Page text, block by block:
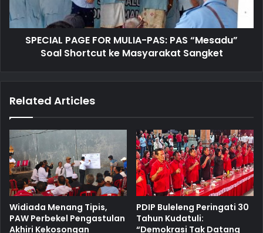
SPECIAL PAGE FOR MULIA-PAS: PAS “Mesadu”
Soal Shortcut ke Masyarakat Sangket
Related Articles
Widiada Menang Tipis,
PAW Perbekel Pengastulan
Akhiri Kekosongan
PDIP Buleleng Peringati 30
Tahun Kudatuli:
“Demokrasi Tak Datang